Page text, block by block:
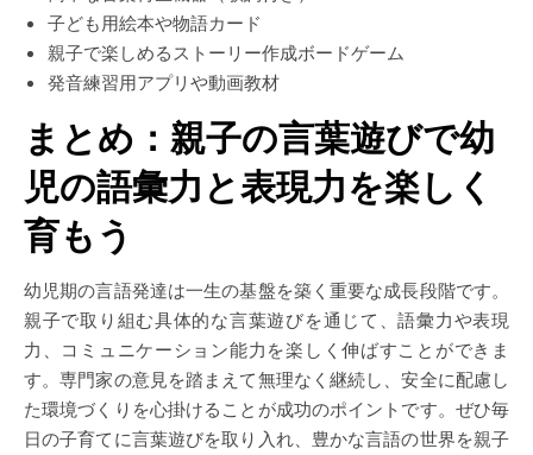
子ども用絵本や物語カード
親子で楽しめるストーリー作成ボードゲーム
発音練習用アプリや動画教材
まとめ：親子の言葉遊びで幼
児の語彙力と表現力を楽しく
育もう
幼児期の言語発達は一生の基盤を築く重要な成長段階です。
親子で取り組む具体的な言葉遊びを通じて、語彙力や表現
力、コミュニケーション能力を楽しく伸ばすことができま
す。専門家の意見を踏まえて無理なく継続し、安全に配慮し
た環境づくりを心掛けることが成功のポイントです。ぜひ毎
日の子育てに言葉遊びを取り入れ、豊かな言語の世界を親子